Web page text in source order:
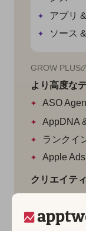
アプリ
ソース
GROW PLUS
より高度な
ASO
AppDNA
ランクイ
Apple
クリエイテ
CPP &